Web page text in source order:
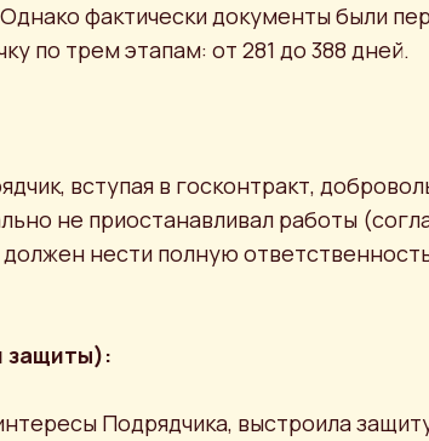
фактически документы были
по трем этапам: от 281 до 388 дней.
вступая в госконтракт,
не приостанавливал работы
должен нести полную
защиты):
Подрядчика, выстроила